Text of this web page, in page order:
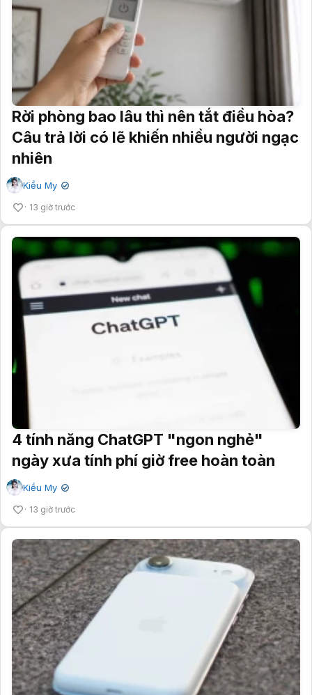
Rời phòng bao lâu thì nên tắt điều hòa?
Câu trả lời có lẽ khiến nhiều người ngạc
nhiên
Kiều My ✔
13 giờ trước
4 tính năng ChatGPT "ngon nghẻ"
ngày xưa tính phí giờ free hoàn toàn
Kiều My ✔
13 giờ trước